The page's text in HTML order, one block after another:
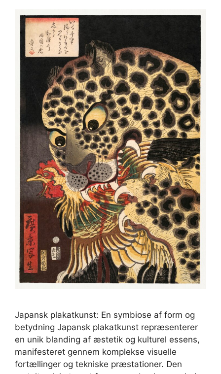
Japansk plakatkunst: En symbiose af form og
betydning Japansk plakatkunst repræsenterer
en unik blanding af æstetik og kulturel essens,
manifesteret gennem komplekse visuelle
fortællinger og tekniske præstationer. Den